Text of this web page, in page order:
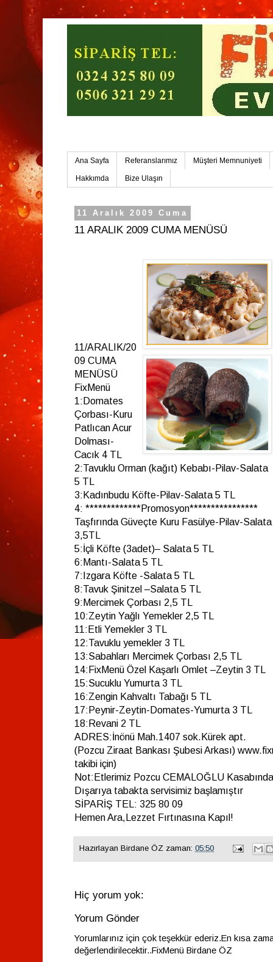
Ana Sayfa Referanslarımız Müşteri Memnuniyeti
Hakkımda Bize Ulaşın
11 Aralık 2009 Cuma
11 ARALIK 2009 CUMA MENÜSÜ
11/ARALIK/20
09 CUMA
MENÜSÜ
FixMenü
1:Domates
Çorbası-Kuru
Patlıcan Acur
Dolması-
Cacık 4 TL
2:Tavuklu Orman (kağıt) Kebabı-Pilav-Salata
5 TL
3:Kadınbudu Köfte-Pilav-Salata 5 TL
4: *************Promosyon****************
Taşfırında Güveçte Kuru Fasülye-Pilav-Salata
3,5TL
5:İçli Köfte (3adet)– Salata 5 TL
6:Mantı-Salata 5 TL
7:Izgara Köfte -Salata 5 TL
8:Tavuk Şinitzel –Salata 5 TL
9:Mercimek Çorbası 2,5 TL
10:Zeytin Yağlı Yemekler 2,5 TL
11:Etli Yemekler 3 TL
12:Tavuklu yemekler 3 TL
13:Sabahları Mercimek Çorbası 2,5 TL
14:FixMenü Özel Kaşarlı Omlet –Zeytin 3 TL
15:Sucuklu Yumurta 3 TL
16:Zengin Kahvaltı Tabağı 5 TL
17:Peynir-Zeytin-Domates-Yumurta 3 TL
18:Revani 2 TL
ADRES:İnönü Mah.1407 sok.Kürek apt.
(Pozcu Ziraat Bankası Şubesi Arkası)
takibi için)
Not:Etlerimiz Pozcu CEMALOĞLU
Dışarıya tabakta servisimiz başlamıştır
SİPARİŞ TEL: 325 80 09
Hemen Ara,Lezzet Fırtınasına Kapıl!
Hazırlayan Birdane ÖZ zaman: 05:50
Hiç yorum yok:
Yorum Gönder
Yorumlarınız için çok teşekkür ederiz.En kısa
değerlendirilecektir..FixMenü Birdane ÖZ